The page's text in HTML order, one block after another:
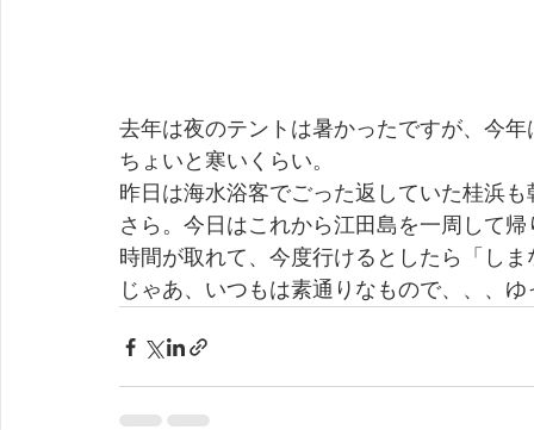
去年は夜のテントは暑かったですが、今
ちょいと寒いくらい。
昨日は海水浴客でごった返していた桂浜
さら。今日はこれから江田島を一周して帰
時間が取れて、今度行けるとしたら「し
じゃあ、いつもは素通りなもので、、、